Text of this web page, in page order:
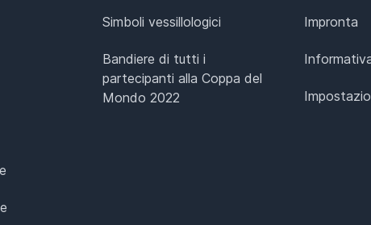
Simboli vessillologici
Bandiere di tutti i
partecipanti alla Coppa del
Mondo 2022
Impronta